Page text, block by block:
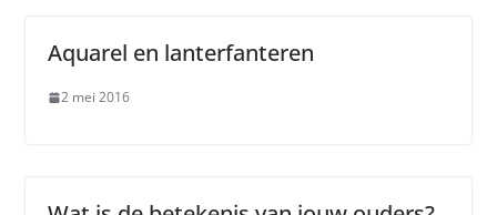
Aquarel en lanterfanteren
2 mei 2016